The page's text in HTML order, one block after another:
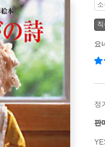
요
정
판